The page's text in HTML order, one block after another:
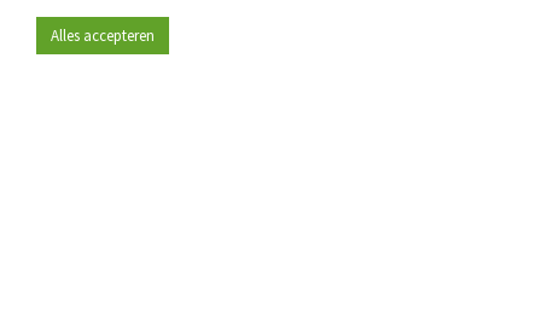
Alles accepteren